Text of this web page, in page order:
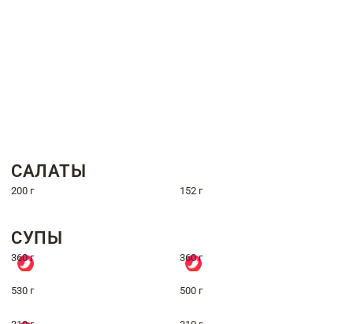
САЛАТЫ
200 г 152 г
СУПЫ
360 г 360 г
530 г 500 г